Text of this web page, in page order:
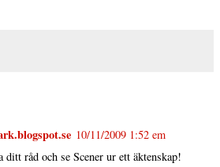
10/11/2009 1:52 em
råd och se Scener ur ett äktenskap!